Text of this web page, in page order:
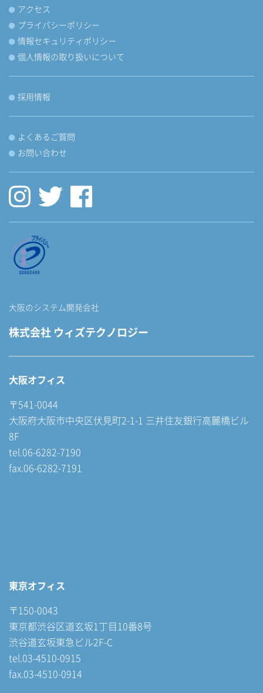
アクセス
プライバシーポリシー
情報セキュリティポリシー
個人情報の取り扱いについて
採用情報
よくあるご質問
お問い合わせ
大阪のシステム開発会社
株式会社 ウィズテクノロジー
大阪オフィス
〒541-0044
大阪府大阪市中央区伏見町2-1-1 三井住友銀行高麗橋ビル
8F
tel.06-6282-7190
fax.06-6282-7191
東京オフィス
〒150-0043
東京都渋谷区道玄坂1丁目10番8号
渋谷道玄坂東急ビル2F-C
tel.03-4510-0915
fax.03-4510-0914